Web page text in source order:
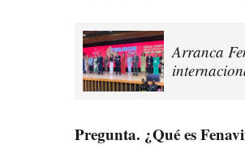
Arranca
Pregunta. ¿Qué es